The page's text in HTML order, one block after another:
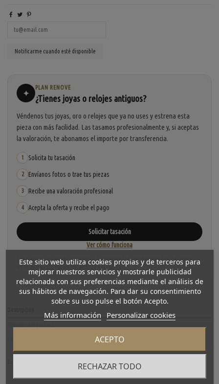
✦
PLAN RENOVE
¿Tienes joyas o relojes antiguos?
Véndenos tus joyas, oro o relojes que ya no uses y estrena esta
pieza con más facilidad. Las tasamos profesionalmente y, si aceptas
la valoración, te abonamos el importe por transferencia.
1 Solicita tu tasación
2 Envíanos fotos o trae tus piezas
3 Recibe una valoración profesional
4 Acepta la oferta y recibe el pago
Solicitar tasación
Ver cómo funciona
La tasación está sujeta a revisión y aceptación tras recibir y verificar las piezas.
No se descuenta automáticamente del carrito.
Este sitio web utiliza cookies propias y de terceros para
mejorar nuestros servicios y mostrarle publicidad
relacionada con sus preferencias mediante el análisis de
sus hábitos de navegación. Para dar su consentimiento
sobre su uso pulse el botón Acepto.
Más información Personalizar cookies
RECHAZAR TODO
ACEPTO